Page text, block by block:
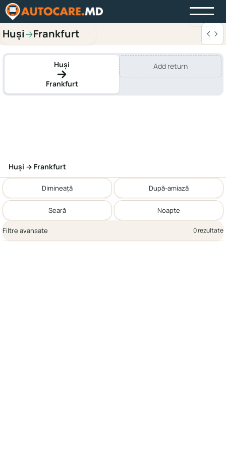
Huși→Frankfurt
Huși
Frankfurt
Add return
Huși → Frankfurt
Dimineață După-amiază
Seară Noapte
Filtre avansate 0 rezultate